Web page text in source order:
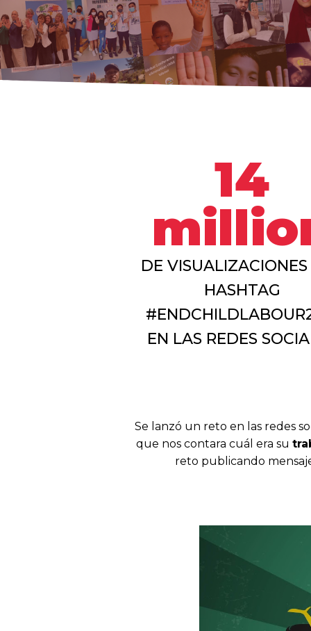
14
DE
HASHTAG
EN LAS REDES
Se lanzó un reto en las redes
que nos contara cuál era su
reto publicando